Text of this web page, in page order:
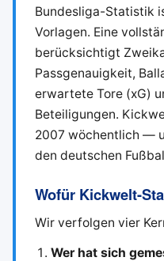
Bundesliga-Statistik
Vorlagen. Eine
berücksichtigt
Passgenauigkeit,
erwartete Tore (xG)
Beteiligungen.
2007 wöchentlich —
den deutschen
Wofür Kickwelt-
Wir verfolgen vier
Wer hat sich